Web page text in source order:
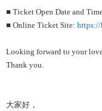
■ Ticket Open Date and
■ Online Ticket Site:
Looking forward to your
Thank you.
大家好，